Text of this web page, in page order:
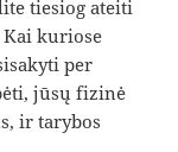
tiesiog ateiti
kuriose
per
jūsų fizinė
ir tarybos